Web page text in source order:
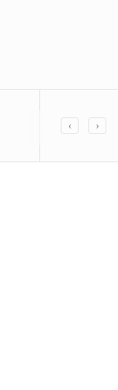
Ledig
‹ ›